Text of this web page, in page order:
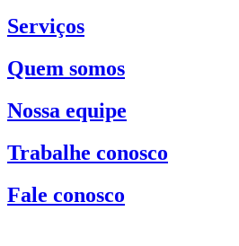
Serviços
Quem somos
Nossa equipe
Trabalhe conosco
Fale conosco